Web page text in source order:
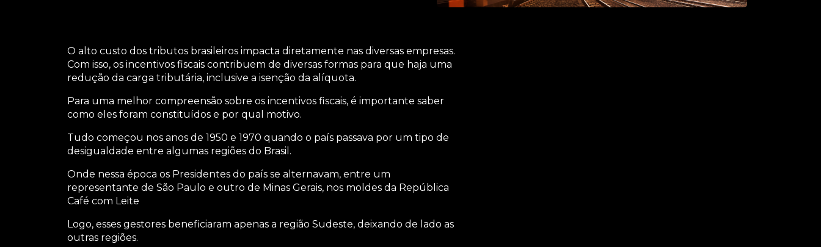
O alto custo dos tributos brasileiros impacta diretamente nas diversas empresas.
Com isso, os incentivos fiscais contribuem de diversas formas para que haja uma
redução da carga tributária, inclusive a isenção da alíquota.
Para uma melhor compreensão sobre os incentivos fiscais, é importante saber
como eles foram constituídos e por qual motivo.
Tudo começou nos anos de 1950 e 1970 quando o país passava por um tipo de
desigualdade entre algumas regiões do Brasil.
Onde nessa época os Presidentes do país se alternavam, entre um
representante de São Paulo e outro de Minas Gerais, nos moldes da República
Café com Leite
Logo, esses gestores beneficiaram apenas a região Sudeste, deixando de lado as
outras regiões.